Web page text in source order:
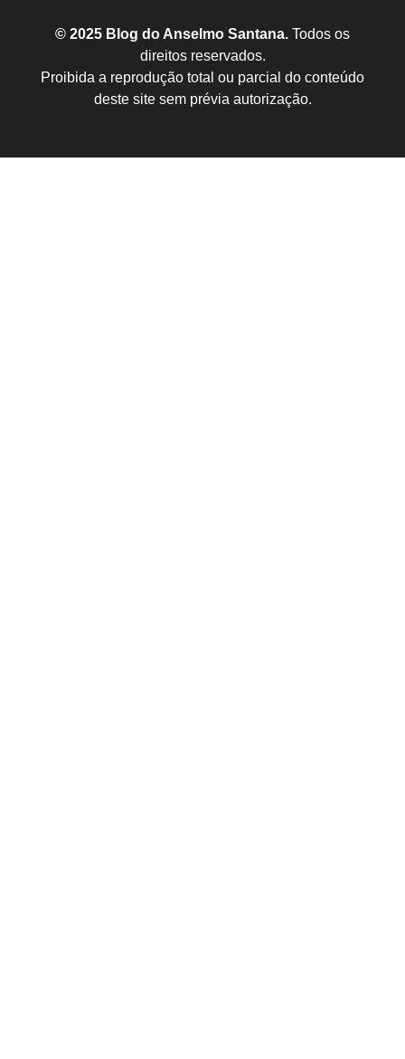
© 2025 Blog do Anselmo Santana. Todos os
direitos reservados.
Proibida a reprodução total ou parcial do conteúdo
deste site sem prévia autorização.